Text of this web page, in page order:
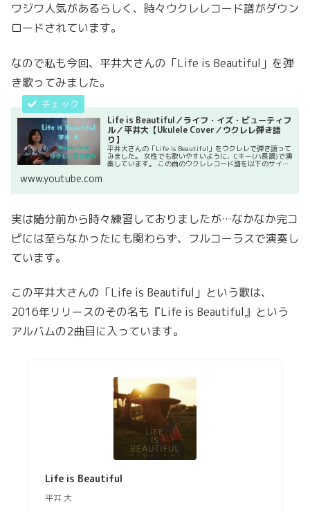
ワジワ人気があるらしく、時々ウクレレコード譜がダウン
ロードされています。
なので私も今回、平井大さんの「Life is Beautiful」を弾
き歌ってみました。
Life is Beautiful／ライフ・イズ・ビューティフ
ル／平井大【Ukulele Cover／ウクレレ弾き語
り】
平井大さんの「Life is Beautiful」をウクレレで弾き語って
みました。 女性でも歌いやすいように、Cキー(ハ長調)で演
奏しています。 この曲のウクレレコード譜を以下のサイト
www.youtube.com
実は随分前から時々練習しておりましたが…なかなか完コ
ピには至らなかったにも関わらず、フルコーラスで演奏し
ています。
この平井大さんの「Life is Beautiful」という歌は、
2016年リリースのその名も『Life is Beautiful』という
アルバムの2曲目に入っています。
Life is Beautiful
平井 大